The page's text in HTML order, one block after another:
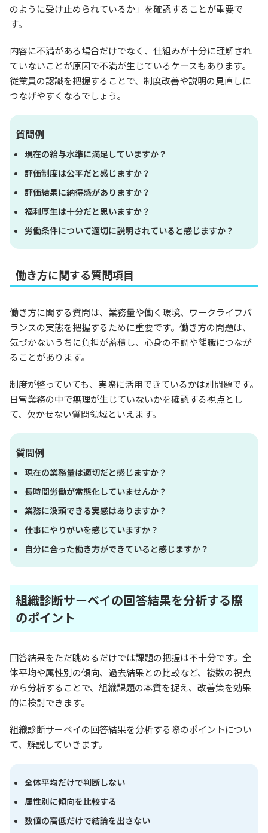
のように受け止められているか」を確認することが重要で
す。
内容に不満がある場合だけでなく、仕組みが十分に理解され
ていないことが原因で不満が生じているケースもあります。
従業員の認識を把握することで、制度改善や説明の見直しに
つなげやすくなるでしょう。
質問例
現在の給与水準に満足していますか？
評価制度は公平だと感じますか？
評価結果に納得感がありますか？
福利厚生は十分だと思いますか？
労働条件について適切に説明されていると感じますか？
働き方に関する質問項目
働き方に関する質問は、業務量や働く環境、ワークライフバ
ランスの実態を把握するために重要です。働き方の問題は、
気づかないうちに負担が蓄積し、心身の不調や離職につなが
ることがあります。
制度が整っていても、実際に活用できているかは別問題です。
日常業務の中で無理が生じていないかを確認する視点とし
て、欠かせない質問領域といえます。
質問例
現在の業務量は適切だと感じますか？
長時間労働が常態化していませんか？
業務に没頭できる実感はありますか？
仕事にやりがいを感じていますか？
自分に合った働き方ができていると感じますか？
組織診断サーベイの回答結果を分析する際
のポイント
回答結果をただ眺めるだけでは課題の把握は不十分です。全
体平均や属性別の傾向、過去結果との比較など、複数の視点
から分析することで、組織課題の本質を捉え、改善策を効果
的に検討できます。
組織診断サーベイの回答結果を分析する際のポイントについ
て、解説していきます。
全体平均だけで判断しない
属性別に傾向を比較する
数値の高低だけで結論を出さない